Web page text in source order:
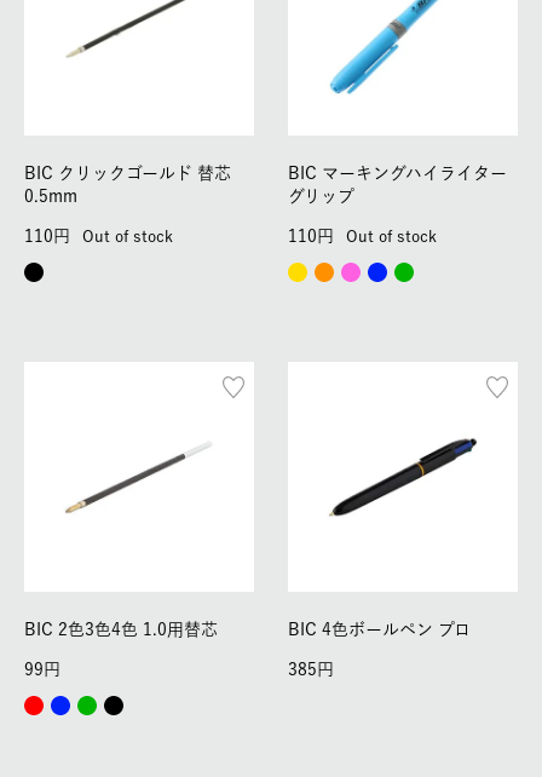
BIC クリックゴールド 替芯
0.5mm
110 Out of stock
BIC マーキングハイライター
グリップ
110 Out of stock
BIC 2色3色4色 1.0用替芯
99
BIC 4色ボールペン プロ
385